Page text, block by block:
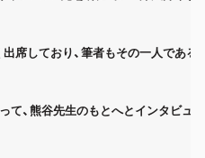
席しており、筆者もその一人である
て、熊谷先生のもとへとインタビュ